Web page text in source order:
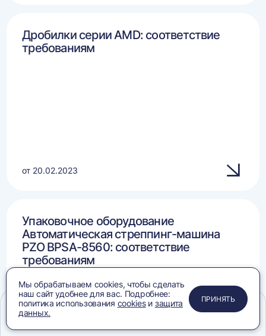
Дробилки серии AMD: соответствие
требованиям
от 20.02.2023
Упаковочное оборудование
Автоматическая стреппинг-машина
PZO BPSA-8560: соответствие
требованиям
ПРИМЕНИТЬ
ЗАКРЫТЬ
ЗАКРЫТЬ
ЗАКРЫТЬ
Мы обрабатываем cookies, чтобы сделать
наш сайт удобнее для вас. Подробнее:
политика использования cookiesи защита
данных.
ПРИНЯТЬ